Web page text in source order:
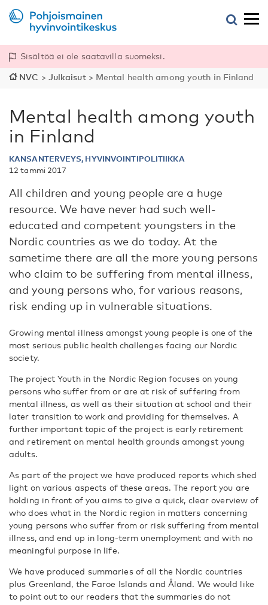
Sisältöä ei ole saatavilla suomeksi.
NVC > Julkaisut> Mental health among youth in Finland
Mental health among youth
in Finland
KANSANTERVEYS, HYVINVOINTIPOLITIIKKA
12 tammi 2017
All children and young people are a huge
resource. We have never had such well-
educated and competent youngsters in the
Nordic countries as we do today. At the
sametime there are all the more young persons
who claim to be suffering from mental illness,
and young persons who, for various reasons,
risk ending up in vulnerable situations.
Growing mental illness amongst young people is one of the
most serious public health challenges facing our Nordic
society.
The project Youth in the Nordic Region focuses on young
persons who suffer from or are at risk of suffering from
mental illness, as well as their situation at school and their
later transition to work and providing for themselves. A
further important topic of the project is early retirement
and retirement on mental health grounds amongst young
adults.
As part of the project we have produced reports which shed
light on various aspects of these areas. The report you are
holding in front of you aims to give a quick, clear overview of
who does what in the Nordic region in matters concerning
young persons who suffer from or risk suffering from mental
illness, and end up in long-term unemployment and with no
meaningful purpose in life.
We have produced summaries of all the Nordic countries
plus Greenland, the Faroe Islands and Åland. We would like
to point out to our readers that the summaries do not